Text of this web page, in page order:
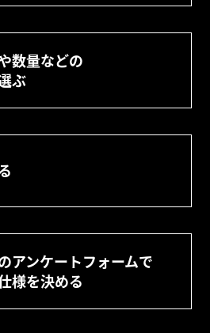
数量などの
ぶ
アンケートフォームで
様を決める